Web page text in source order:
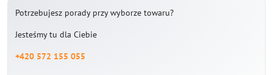
Potrzebujesz porady przy wyborze towaru?
Jesteśmy tu dla Ciebie
+420 572 155 055